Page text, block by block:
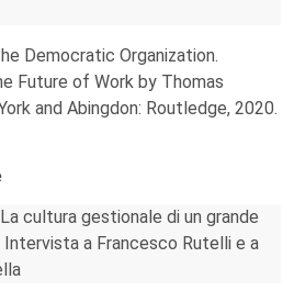
Democratic Organization.
Future of Work by Thomas
and Abingdon: Routledge, 2020.
cultura gestionale di un grande
Intervista a Francesco Rutelli e a